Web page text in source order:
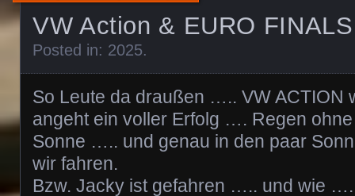
VW Action & EURO
Posted in: 2025.
So Leute da draußen ….. VW ACTION
angeht ein voller Erfolg …. Regen
Sonne ….. und genau in den paar
wir fahren.
Bzw. Jacky ist gefahren ….. und wie